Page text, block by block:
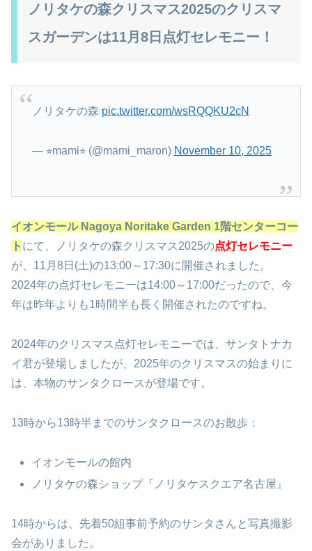
ノリタケの森クリスマス2025のクリスマ
スガーデンは11月8日点灯セレモニー！
ノリタケの森 pic.twitter.com/wsRQQKU2cN
— ⭐︎mami⭐︎ (@mami_maron) November 10, 2025
イオンモール Nagoya Noritake Garden 1階センターコー
ト にて、ノリタケの森クリスマス2025の点灯セレモニー
が、11月8日(土)の13:00～17:30に開催されました。
2024年の点灯セレモニーは14:00～17:00だったので、今
年は昨年よりも1時間半も長く開催されたのですね。
2024年のクリスマス点灯セレモニーでは、サンタトナカ
イ君が登場しましたが、2025年のクリスマスの始まりに
は、本物のサンタクロースが登場です。
13時から13時半までのサンタクロースのお散歩：
イオンモールの館内
ノリタケの森ショップ『ノリタケスクエア名古屋』
14時からは、先着50組事前予約のサンタさんと写真撮影
会がありました。